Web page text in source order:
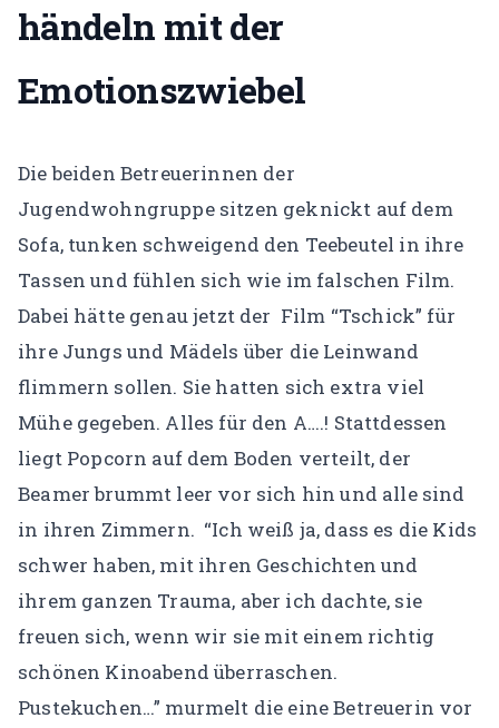
Supervision
📝 Blog
Mein Konto
Expertenfinder-Profil
händeln mit der
Emotionszwiebel
Die beiden Betreuerinnen der
Jugendwohngruppe sitzen geknickt auf dem
Sofa, tunken schweigend den Teebeutel in ihre
Tassen und fühlen sich wie im falschen Film.
Dabei hätte genau jetzt der Film “Tschick” für
ihre Jungs und Mädels über die Leinwand
flimmern sollen. Sie hatten sich extra viel
Mühe gegeben. Alles für den A….! Stattdessen
liegt Popcorn auf dem Boden verteilt, der
Beamer brummt leer vor sich hin und alle sind
in ihren Zimmern. “Ich weiß ja, dass es die Kids
schwer haben, mit ihren Geschichten und
ihrem ganzen Trauma, aber ich dachte, sie
freuen sich, wenn wir sie mit einem richtig
schönen Kinoabend überraschen.
Pustekuchen…” murmelt die eine Betreuerin vor